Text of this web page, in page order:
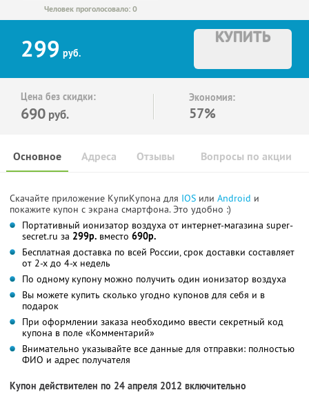
Человек проголосовало: 0
299 руб.
КУПИТЬ
Цена без скидки:
690 руб.
Экономия:
57%
Основное Отзывы Вопросы по акции
Адреса
Скачайте приложение КупиКупона для IOS или Android и
покажите купон с экрана смартфона. Это удобно :)
Портативный ионизатор воздуха от интернет-магазина super-
secret.ru за 299р. вместо 690р.
Бесплатная доставка по всей России, срок доставки составляет
от 2-х до 4-х недель
По одному купону можно получить один ионизатор воздуха
Вы можете купить сколько угодно купонов для себя и в
подарок
При оформлении заказа необходимо ввести секретный код
купона в поле «Комментарий»
Внимательно указывайте все данные для отправки: полностью
ФИО и адрес получателя
Купон действителен по 24 апреля 2012 включительно